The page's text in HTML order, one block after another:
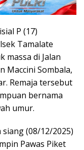
P (17)
Tamalate
massa di Jalan
Maccini Sombala,
Remaja tersebut
bernama
umur.
(08/12/2025)
Pawas Piket